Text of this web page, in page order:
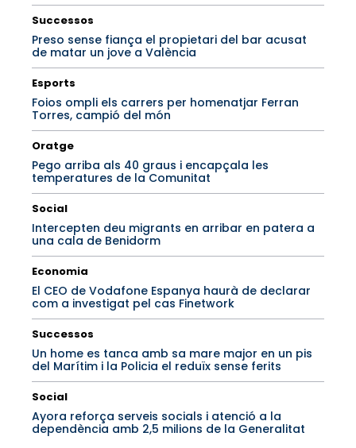
Successos
Preso sense fiança el propietari del bar acusat
de matar un jove a València
Esports
Foios ompli els carrers per homenatjar Ferran
Torres, campió del món
Oratge
Pego arriba als 40 graus i encapçala les
temperatures de la Comunitat
Social
Intercepten deu migrants en arribar en patera a
una cala de Benidorm
Economia
El CEO de Vodafone Espanya haurà de declarar
com a investigat pel cas Finetwork
Successos
Un home es tanca amb sa mare major en un pis
del Marítim i la Policia el reduïx sense ferits
Social
Ayora reforça serveis socials i atenció a la
dependència amb 2,5 milions de la Generalitat